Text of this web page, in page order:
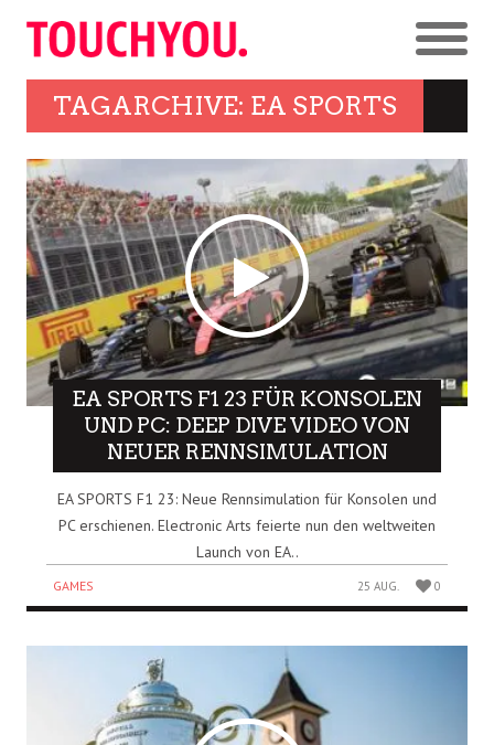
TAGARCHIVE: EA SPORTS
EA SPORTS F1 23 FÜR KONSOLEN
UND PC: DEEP DIVE VIDEO VON
NEUER RENNSIMULATION
EA SPORTS F1 23: Neue Rennsimulation für Konsolen und
PC erschienen. Electronic Arts feierte nun den weltweiten
Launch von EA..
GAMES 25 AUG. 0